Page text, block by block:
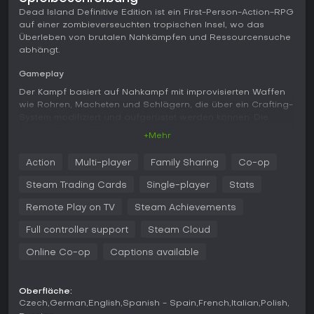
Dead Island Definitive Edition ist ein First-Person-Action-RPG
auf einer zombieverseuchten tropischen Insel, wo das
Überleben von brutalen Nahkämpfen und Ressourcensuche
abhängt.
Gameplay
Der Kampf basiert auf Nahkampf mit improvisierten Waffen
wie Rohren, Macheten und Schlägern, die über ein Crafting-
schnellen Infizierten. Erkundung belohnt mit Teilen und
Bauplänen auf der gesamten Insel, ergänzt durch einen
mächtigere Angriffe. Kooperatives Spiel ist nahtlos integriert
meistern, Loot zu teilen und gestürzte Teammitglieder
Sammlungen oder Räumen von Gebieten und münden oft in
heftige Hordenkämpfe, die taktisches Positionieren und die
+Mehr
Action Multi-player Family Sharing Co-op
Steam Trading Cards Single-player Stats
Remote Play on TV Steam Achievements
Full controller support Steam Cloud
Online Co-op Captions available
Oberfläche:
Czech German English Spanish - Spain French Italian Polish